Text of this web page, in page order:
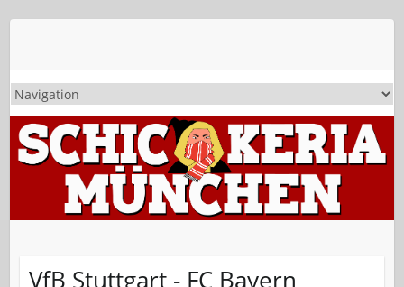
VfB Stuttgart - FC Bayern